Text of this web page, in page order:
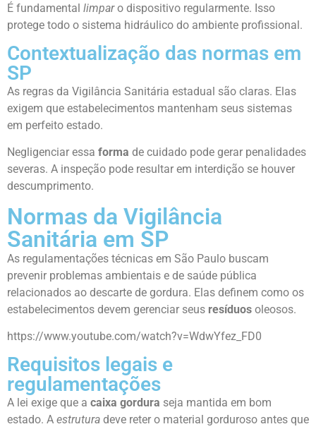
É fundamental limparo dispositivo regularmente. Isso
protege todo o sistema hidráulico do ambiente profissional.
Contextualização das normas em
SP
As regras da Vigilância Sanitária estadual são claras. Elas
exigem que estabelecimentos mantenham seus sistemas
em perfeito estado.
Negligenciar essa forma de cuidado pode gerar penalidades
severas. A inspeção pode resultar em interdição se houver
descumprimento.
Normas da Vigilância
Sanitária em SP
As regulamentações técnicas em São Paulo buscam
prevenir problemas ambientais e de saúde pública
relacionados ao descarte de gordura. Elas definem como os
estabelecimentos devem gerenciar seus resíduos oleosos.
https://www.youtube.com/watch?v=WdwYfez_FD0
Requisitos legais e
regulamentações
A lei exige que a caixa gordura seja mantida em bom
estado. A estrutura deve reter o material gorduroso antes que